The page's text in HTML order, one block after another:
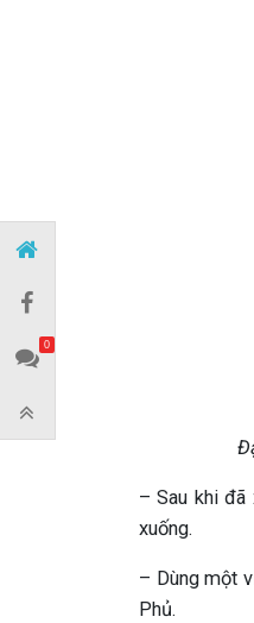
– Sau khi đã
xuống.
– Dùng một
Phủ.
0